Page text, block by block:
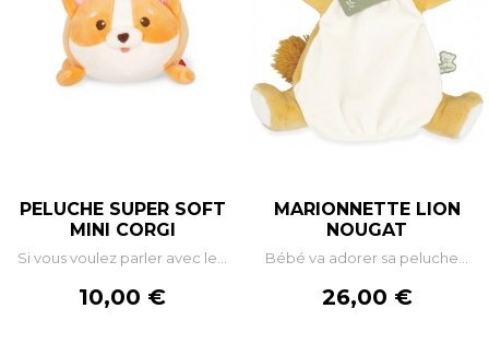
PELUCHE SUPER SOFT
MINI CORGI
Si vous voulez parler avec le...
Prix
10,00 €
MARIONNETTE LION
NOUGAT
Bébé va adorer sa peluche...
Prix
26,00 €